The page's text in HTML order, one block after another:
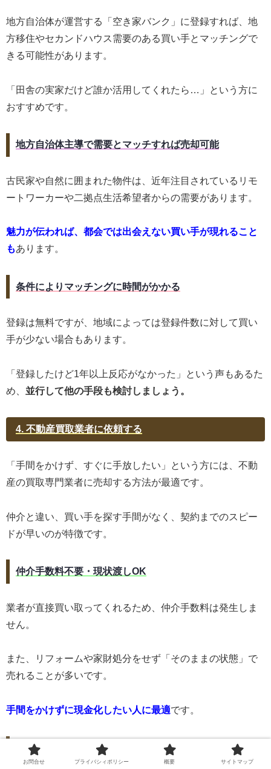
地方自治体が運営する「空き家バンク」に登録すれば、地
方移住やセカンドハウス需要のある買い手とマッチングで
きる可能性があります。
「田舎の実家だけど誰か活用してくれたら…」という方に
おすすめです。
地方自治体主導で需要とマッチすれば売却可能
古民家や自然に囲まれた物件は、近年注目されているリモ
ートワーカーや二拠点生活希望者からの需要があります。
魅力が伝われば、都会では出会えない買い手が現れること
もあります。
条件によりマッチングに時間がかかる
登録は無料ですが、地域によっては登録件数に対して買い
手が少ない場合もあります。
「登録したけど1年以上反応がなかった」という声もあるた
め、 並行して他の手段も検討しましょう。
4. 不動産買取業者に依頼する
「手間をかけず、すぐに手放したい」という方には、不動
産の買取専門業者に売却する方法が最適です。
仲介と違い、買い手を探す手間がなく、契約までのスピー
ドが早いのが特徴です。
仲介手数料不要・現状渡しOK
業者が直接買い取ってくれるため、仲介手数料は発生しま
せん。
また、リフォームや家財処分をせず「そのままの状態」で
売れることが多いです。
手間をかけずに現金化したい人に最適です。
ただし市場価格より安くなる
お問合せ プライバシィポリシー 概要 サイトマップ